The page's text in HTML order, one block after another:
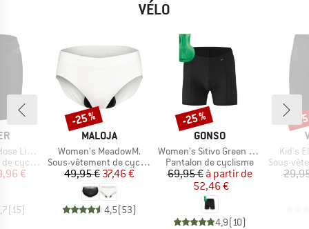
VÉLO
Hotbond
réduit
€
(15)
MARQUE
MALOJA
Article
Women's MeadowM.
Product group
Sous-vêtement de cyclisme
Prix
49,95 €Prix réduit
37,46 €
4,5(53)
Remise
-25 %
MARQUE
GONSO
Article
Women's Sitivo Green Underwear
Product group
Pantalon de cyclisme
Prix
69,95 € Prix réduit
à partir de
52,46 €
4,9(10)
Remise
-25 %
Article
Kid's
Product
Sous-
-